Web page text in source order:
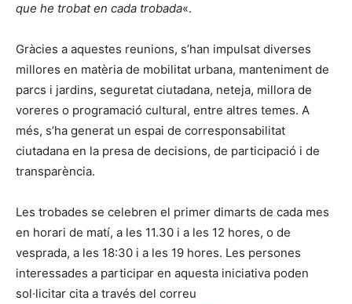
que he trobat en cada trobada«.
Gràcies a aquestes reunions, s’han impulsat diverses
millores en matèria de mobilitat urbana, manteniment de
parcs i jardins, seguretat ciutadana, neteja, millora de
voreres o programació cultural, entre altres temes. A
més, s’ha generat un espai de corresponsabilitat
ciutadana en la presa de decisions, de participació i de
transparència.
Les trobades se celebren el primer dimarts de cada mes
en horari de matí, a les 11.30 i a les 12 hores, o de
vesprada, a les 18:30 i a les 19 hores. Les persones
interessades a participar en aquesta iniciativa poden
sol·licitar cita a través del correu